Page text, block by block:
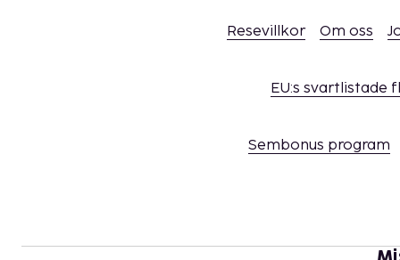
Resevillkor Om oss
EU:s svartlistade
Sembonus program